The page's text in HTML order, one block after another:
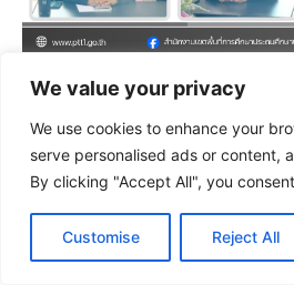
We value your privacy
We use cookies to enhance your
serve personalised ads or content,
By clicking "Accept All", you
Customise Reject All
7 พฤษภาคม 2569
จดหมายข่าว/ Bypr ptt1
←Previous เรื่อง